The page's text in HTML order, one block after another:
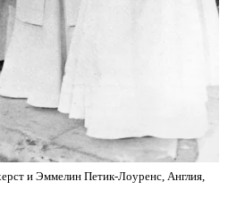
и Эммелин Петик-Лоуренс, Англия,